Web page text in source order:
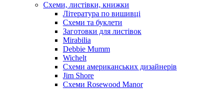
Схеми, листівки, книжки
Література по вишивці
Схеми та буклети
Заготовки для листівок
Mirabilia
Debbie Mumm
Wichelt
Схеми американських дизайнерів
Jim Shore
Cхеми Rosewood Manor